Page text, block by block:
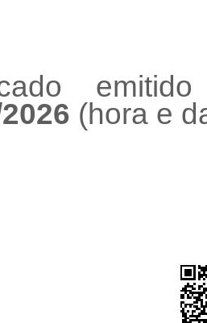
(hora e